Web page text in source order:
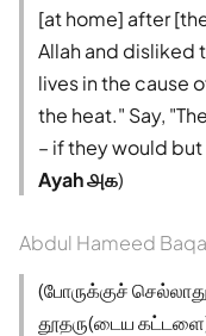
[at home] after
Allah and disliked
lives in the cause
the heat." Say,
– if they would
Ayah ௮௧)
Abdul Hameed
(போருக்குச்
தூதரு(டைய